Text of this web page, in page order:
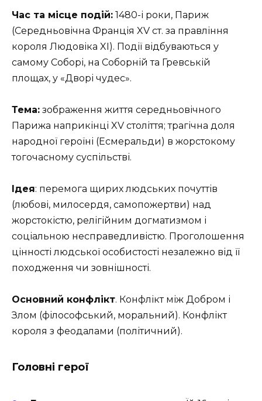
Час та місце подій: 1480-і роки, Париж
(Середньовічна Франція XV ст. за правління
короля Людовіка XI). Події відбуваються у
самому Соборі, на Соборній та Гревській
площах, у «Дворі чудес».
Тема: зображення життя середньовічного
Парижа наприкінці XV століття; трагічна доля
народної героїні (Есмеральди) в жорстокому
тогочасному суспільстві.
Ідея: перемога щирих людських почуттів
(любові, милосердя, самопожертви) над
жорстокістю, релігійним догматизмом і
соціальною несправедливістю. Проголошення
цінності людської особистості незалежно від її
походження чи зовнішності.
Основний конфлікт. Конфлікт між Добром і
Злом (філософський, моральний). Конфлікт
короля з феодалами (політичний).
Головні герої